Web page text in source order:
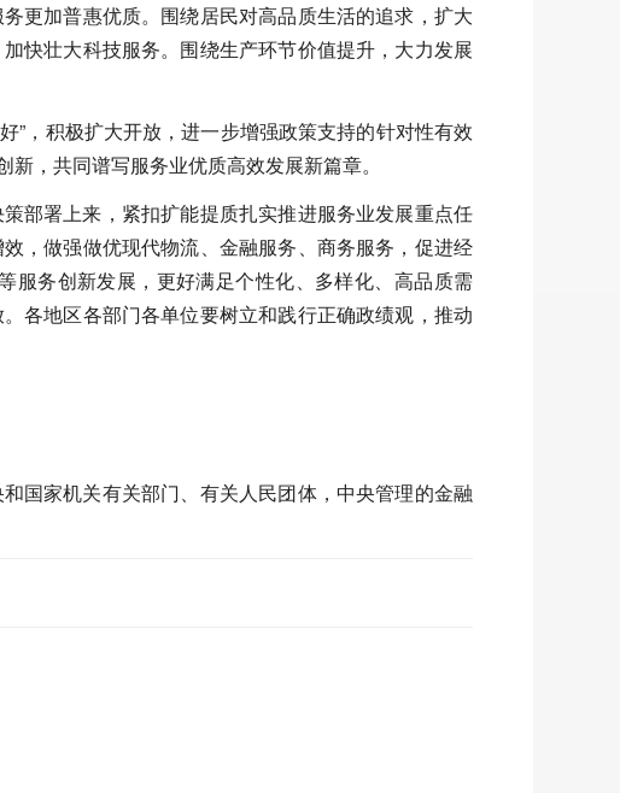
更加普惠优质。围绕居民对高品质生活的追求，扩大
快壮大科技服务。围绕生产环节价值提升，大力发展
”，积极扩大开放，进一步增强政策支持的针对性有效
，共同谱写服务业优质高效发展新篇章。
部署上来，紧扣扩能提质扎实推进服务业发展重点任
，做强做优现代物流、金融服务、商务服务，促进经
服务创新发展，更好满足个性化、多样化、高品质需
各地区各部门各单位要树立和践行正确政绩观，推动
国家机关有关部门、有关人民团体，中央管理的金融